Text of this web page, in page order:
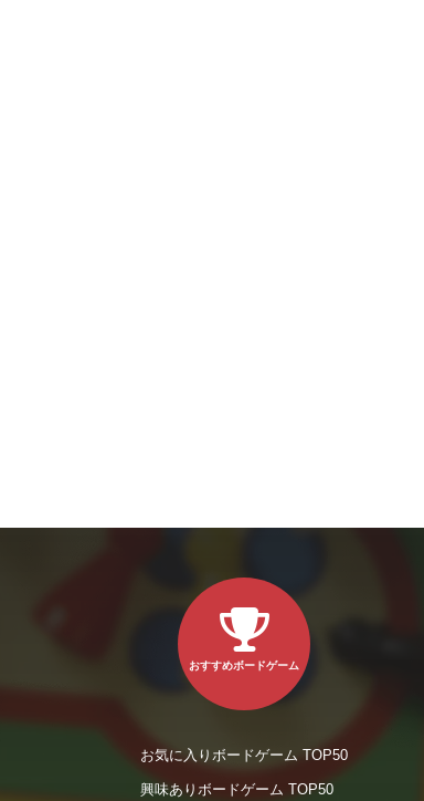
おすすめボードゲーム
お気に入りボードゲーム TOP50
興味ありボードゲーム TOP50